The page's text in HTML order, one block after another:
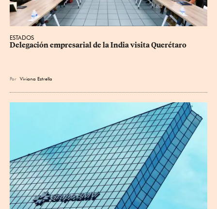
ESTADOS
Delegación empresarial de la India visita Querétaro
Por Viviana Estrella